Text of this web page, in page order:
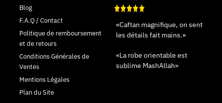
Blog
F.A.Q / Contact
Politique de remboursement
et de retours
Conditions Générales de
Ventes
Mentions Légales
Plan du Site
«Caftan magnifique, on sent
les détails fait mains.»
«La robe orientable est
sublime MashAllah»